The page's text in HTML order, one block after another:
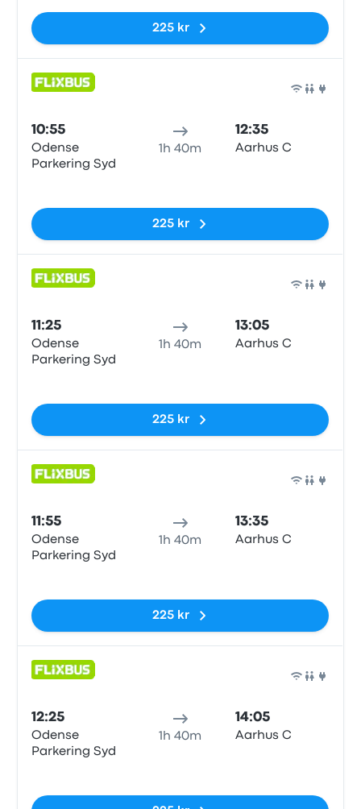
225 kr
10:55
Odense
Parkering Syd
1h 40m
12:35
Aarhus C
225 kr
11:25
Odense
Parkering Syd
1h 40m
13:05
Aarhus C
225 kr
11:55
Odense
Parkering Syd
1h 40m
13:35
Aarhus C
225 kr
12:25
Odense
Parkering Syd
1h 40m
14:05
Aarhus C